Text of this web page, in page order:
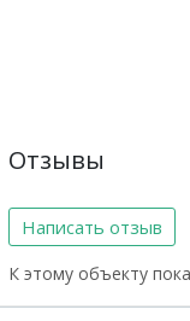
Отзывы
Написать отзыв
К этому объекту